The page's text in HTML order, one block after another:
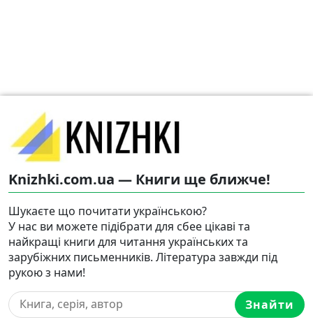
Knizhki.com.ua — Книги ще ближче!
Шукаєте що почитати українською?
У нас ви можете підібрати для сбее цікаві та
найкращі книги для читання українських та
зарубіжних письменників. Література завжди під
рукою з нами!
Знайти